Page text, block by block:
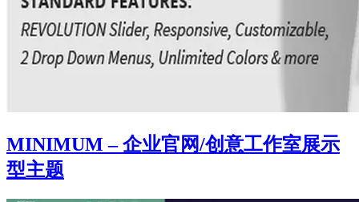
MINIMUM – 企业官网/创意工作室展示
型主题